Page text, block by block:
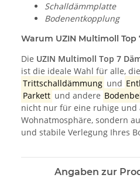
Schalldämmplatte
Bodenentkopplung
Warum UZIN Multimoll Top
Die UZIN Multimoll Top 7
ist die ideale Wahl für alle,
Trittschalldämmung und
Parkett und andere
nicht nur für eine ruhige und
Wohnatmosphäre, sondern
und stabile Verlegung Ihres
Angaben zur